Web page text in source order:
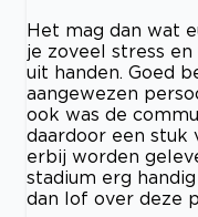
Het mag dan wat
je zoveel stress
uit handen. Goed
aangewezen
ook was de
daardoor een stuk
erbij worden
stadium erg
dan lof over deze